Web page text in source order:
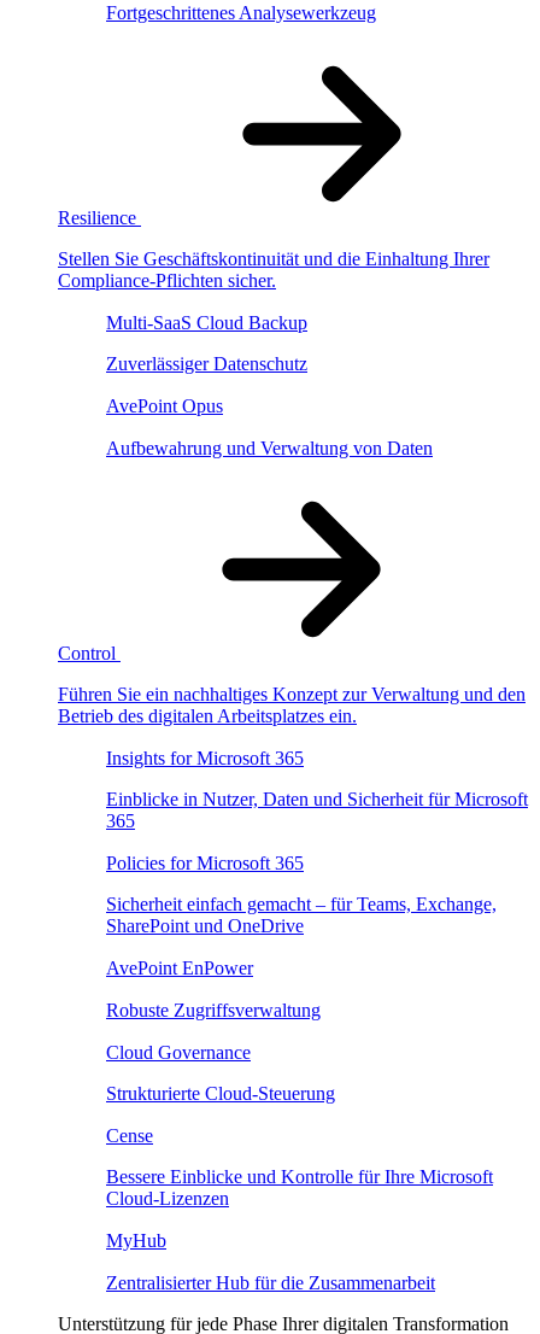
Fortgeschrittenes Analysewerkzeug
Resilience
Stellen Sie Geschäftskontinuität und die Einhaltung Ihrer
Compliance-Pflichten sicher.
Multi-SaaS Cloud Backup
Zuverlässiger Datenschutz
AvePoint Opus
Aufbewahrung und Verwaltung von Daten
Control
Führen Sie ein nachhaltiges Konzept zur Verwaltung und den
Betrieb des digitalen Arbeitsplatzes ein.
Insights for Microsoft 365
Einblicke in Nutzer, Daten und Sicherheit für Microsoft
365
Policies for Microsoft 365
Sicherheit einfach gemacht – für Teams, Exchange,
SharePoint und OneDrive
AvePoint EnPower
Robuste Zugriffsverwaltung
Cloud Governance
Strukturierte Cloud-Steuerung
Cense
Bessere Einblicke und Kontrolle für Ihre Microsoft
Cloud-Lizenzen
MyHub
Zentralisierter Hub für die Zusammenarbeit
Unterstützung für jede Phase Ihrer digitalen Transformation